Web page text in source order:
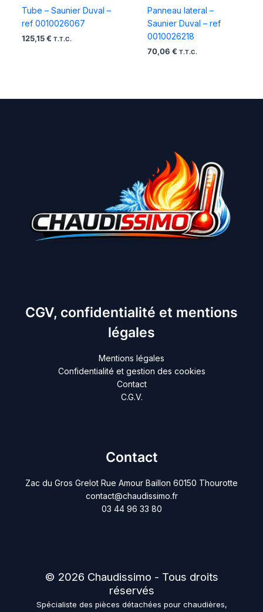
Tube – Saunier Duval –
ref 0010026067
125,15 € T.T.C.
Panneau lateral –
Saunier Duval – ref
0010026218
70,06 € T.T.C.
CGV, confidentialité et mentions
légales
Mentions légales
Confidentialité et gestion des cookies
Contact
C.G.V.
Contact
Zac du Gros Grelot Rue Amour Baillon 60150 Thourotte
contact@chaudissimo.fr
03 44 96 33 80
© 2026 Chaudissimo - Tous droits
réservés
Spécialiste des pièces détachées pour chaudières,